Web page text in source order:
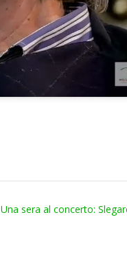
Una sera al concerto: